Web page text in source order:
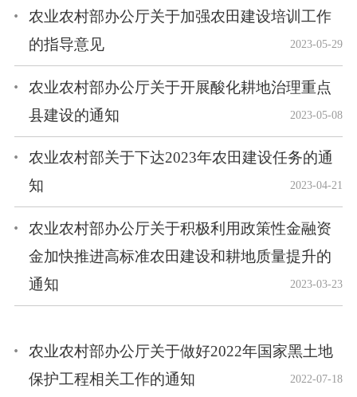
农业农村部办公厅关于加强农田建设培训工作
的指导意见
2023-05-29
农业农村部办公厅关于开展酸化耕地治理重点
县建设的通知
2023-05-08
农业农村部关于下达2023年农田建设任务的通
知
2023-04-21
农业农村部办公厅关于积极利用政策性金融资
金加快推进高标准农田建设和耕地质量提升的
通知
2023-03-23
农业农村部办公厅关于做好2022年国家黑土地
保护工程相关工作的通知
2022-07-18